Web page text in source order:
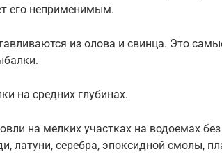
его неприменимым.
из олова и свинца. Это
на средних глубинах.
на мелких участках на водоемах без
латуни, серебра, эпоксидной смолы,